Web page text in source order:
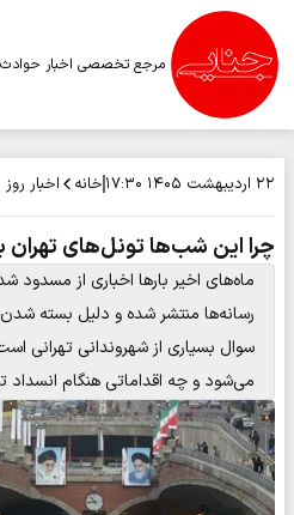
مرجع تخصصی اخبار حوادث
۲۲ اردیبهشت ۱۴۰۵ ۱۷:۳۰ خانه اخبار روز
چرا این شب‌ها تونل‌های
ماه‌های اخیر بارها اخباری از مسدود
رسانه‌ها منتشر شده و دلیل بسته
سوال بسیاری از شهروندانی تهرانی
می‌شود و چه اقداماتی هنگام